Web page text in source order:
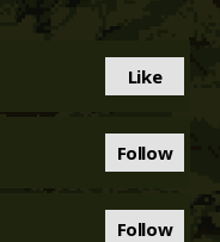
Like
Follow
Follow